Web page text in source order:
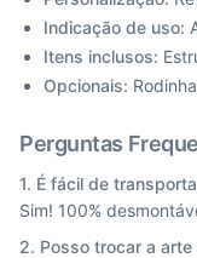
Indicação de uso:
Itens inclusos:
Opcionais:
Perguntas
1. É fácil de
Sim! 100%
2. Posso trocar a arte